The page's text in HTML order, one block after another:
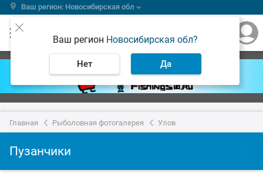
Ваш регион: Новосибирская обл
Ваш регион Новосибирская обл?
Нет Да
Главная Рыболовная фотогалерея Улов
Пузанчики